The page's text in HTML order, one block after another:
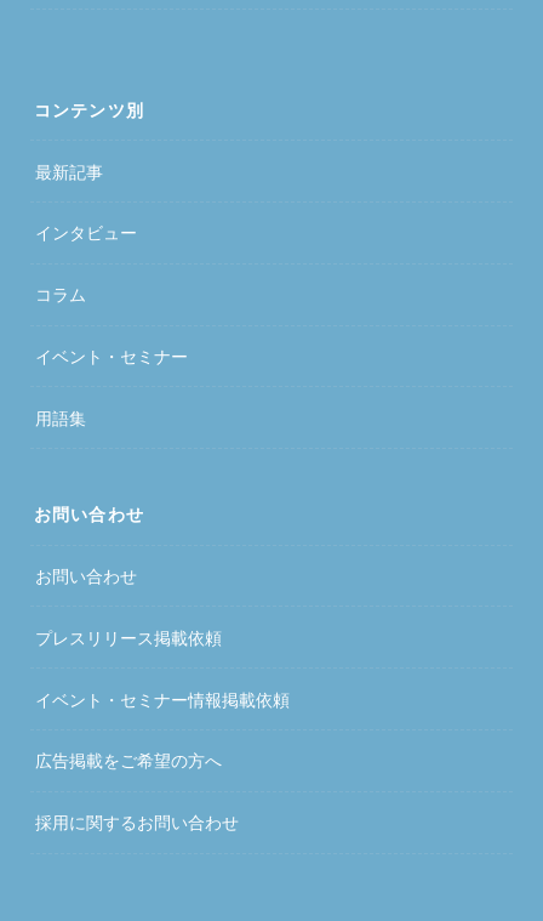
コンテンツ別
最新記事
インタビュー
コラム
イベント・セミナー
用語集
お問い合わせ
お問い合わせ
プレスリリース掲載依頼
イベント・セミナー情報掲載依頼
広告掲載をご希望の方へ
採用に関するお問い合わせ